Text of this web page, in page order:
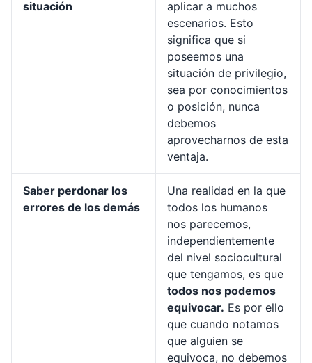
situación
aplicar a muchos
escenarios. Esto
significa que si
poseemos una
situación de privilegio,
sea por conocimientos
o posición, nunca
debemos
aprovecharnos de esta
ventaja.
Saber perdonar los
errores de los demás
Una realidad en la que
todos los humanos
nos parecemos,
independientemente
del nivel sociocultural
que tengamos, es que
todos nos podemos
equivocar. Es por ello
que cuando notamos
que alguien se
equivoca, no debemos